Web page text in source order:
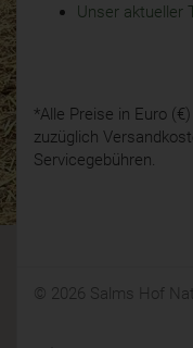
Unser aktueller
*Alle Preise in Euro
zuzüglich
Servicegebühren.
© 2026 Salms Hof